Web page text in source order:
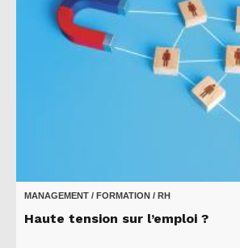
MANAGEMENT / FORMATION / RH
Haute tension sur l’emploi ?